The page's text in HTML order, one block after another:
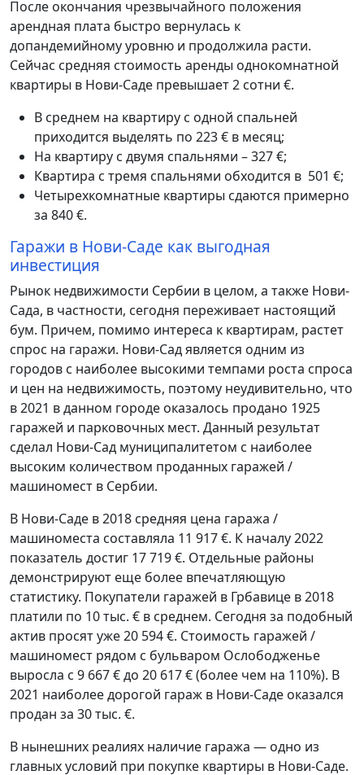
После окончания чрезвычайного положения
арендная плата быстро вернулась к
допандемийному уровню и продолжила расти.
Сейчас средняя стоимость аренды однокомнатной
квартиры в Нови-Саде превышает 2 сотни €.
В среднем на квартиру с одной спальней
приходится выделять по 223 € в месяц;
На квартиру с двумя спальнями – 327 €;
Квартира с тремя спальнями обходится в 501 €;
Четырехкомнатные квартиры сдаются примерно
за 840 €.
Гаражи в Нови-Саде как выгодная
инвестиция
Рынок недвижимости Сербии в целом, а также Нови-
Сада, в частности, сегодня переживает настоящий
бум. Причем, помимо интереса к квартирам, растет
спрос на гаражи. Нови-Сад является одним из
городов с наиболее высокими темпами роста спроса
и цен на недвижимость, поэтому неудивительно, что
в 2021 в данном городе оказалось продано 1925
гаражей и парковочных мест. Данный результат
сделал Нови-Сад муниципалитетом с наиболее
высоким количеством проданных гаражей /
машиномест в Сербии.
В Нови-Саде в 2018 средняя цена гаража /
машиноместа составляла 11 917 €. К началу 2022
показатель достиг 17 719 €. Отдельные районы
демонстрируют еще более впечатляющую
статистику. Покупатели гаражей в Грбавице в 2018
платили по 10 тыс. € в среднем. Сегодня за подобный
актив просят уже 20 594 €. Стоимость гаражей /
машиномест рядом с бульваром Ослободженье
выросла с 9 667 € до 20 617 € (более чем на 110%). В
2021 наиболее дорогой гараж в Нови-Саде оказался
продан за 30 тыс. €.
В нынешних реалиях наличие гаража — одно из
главных условий при покупке квартиры в Нови-Саде.